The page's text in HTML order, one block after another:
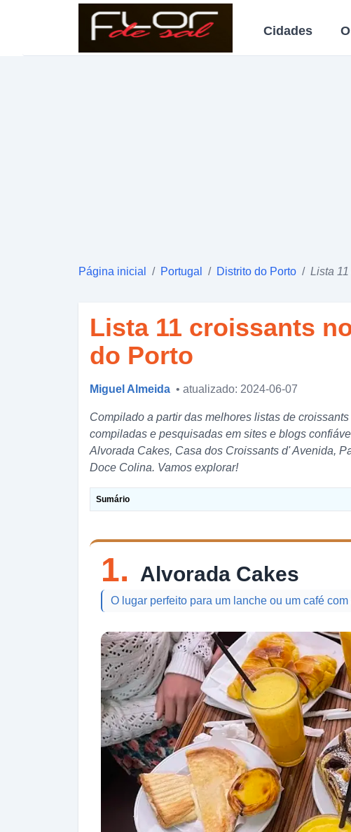
Cidades
Página inicial / Portugal / Distrito do Porto / Lista
Lista 11 croissants
do Porto
Miguel Almeida • atualizado: 2024-06-07
Compilado a partir das melhores listas de
compiladas e pesquisadas em sites e blogs
Alvorada Cakes, Casa dos Croissants d' Avenida,
Doce Colina. Vamos explorar!
Sumário
1. Alvorada Cakes
O lugar perfeito para um lanche ou um café com